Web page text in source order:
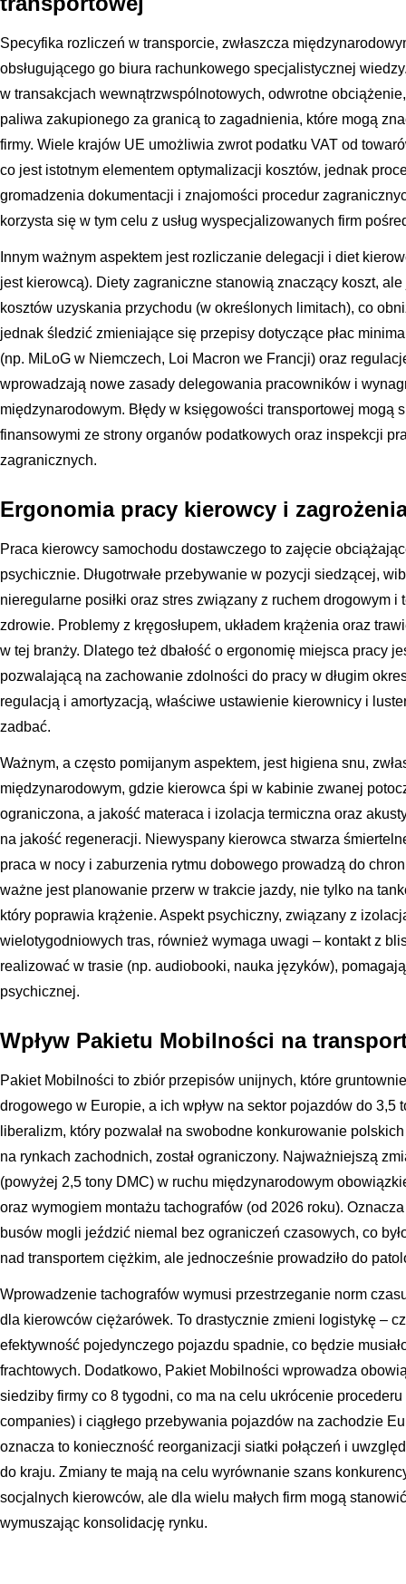
Specyfika rozliczeń w transporcie, zwłaszcza
obsługującego go biura rachunkowego specjalistycznej
w transakcjach wewnątrzwspólnotowych, odwrotne
paliwa zakupionego za granicą to zagadnienia, które mogą
firmy. Wiele krajów UE umożliwia zwrot podatku VAT od
co jest istotnym elementem optymalizacji kosztów, jednak
gromadzenia dokumentacji i znajomości procedur
korzysta się w tym celu z usług wyspecjalizowanych firm
Innym ważnym aspektem jest rozliczanie delegacji i diet
jest kierowcą). Diety zagraniczne stanowią znaczący koszt,
kosztów uzyskania przychodu (w określonych limitach), co
jednak śledzić zmieniające się przepisy dotyczące płac
(np. MiLoG w Niemczech, Loi Macron we Francji) oraz
wprowadzają nowe zasady delegowania pracowników i
międzynarodowym. Błędy w księgowości transportowej mogą
finansowymi ze strony organów podatkowych oraz inspekcji
zagranicznych.
Ergonomia pracy kierowcy i
Praca kierowcy samochodu dostawczego to zajęcie
psychicznie. Długotrwałe przebywanie w pozycji siedzącej,
nieregularne posiłki oraz stres związany z ruchem drogowym i
zdrowie. Problemy z kręgosłupem, układem krążenia oraz
w tej branży. Dlatego też dbałość o ergonomię miejsca pracy
pozwalającą na zachowanie zdolności do pracy w długim
regulacją i amortyzacją, właściwe ustawienie kierownicy i
zadbać.
Ważnym, a często pomijanym aspektem, jest higiena snu,
międzynarodowym, gdzie kierowca śpi w kabinie zwanej
ograniczona, a jakość materaca i izolacja termiczna oraz
na jakość regeneracji. Niewyspany kierowca stwarza
praca w nocy i zaburzenia rytmu dobowego prowadzą do
ważne jest planowanie przerw w trakcie jazdy, nie tylko na
który poprawia krążenie. Aspekt psychiczny, związany z
wielotygodniowych tras, również wymaga uwagi – kontakt z
realizować w trasie (np. audiobooki, nauka języków),
psychicznej.
Wpływ Pakietu Mobilności na
Pakiet Mobilności to zbiór przepisów unijnych, które
drogowego w Europie, a ich wpływ na sektor pojazdów do 3,5
liberalizm, który pozwalał na swobodne konkurowanie
na rynkach zachodnich, został ograniczony. Najważniejszą
(powyżej 2,5 tony DMC) w ruchu międzynarodowym
oraz wymogiem montażu tachografów (od 2026 roku).
busów mogli jeździć niemal bez ograniczeń czasowych, co
nad transportem ciężkim, ale jednocześnie prowadziło do
Wprowadzenie tachografów wymusi przestrzeganie norm
dla kierowców ciężarówek. To drastycznie zmieni logistykę –
efektywność pojedynczego pojazdu spadnie, co będzie
frachtowych. Dodatkowo, Pakiet Mobilności wprowadza
siedziby firmy co 8 tygodni, co ma na celu ukrócenie
companies) i ciągłego przebywania pojazdów na zachodzie
oznacza to konieczność reorganizacji siatki połączeń i
do kraju. Zmiany te mają na celu wyrównanie szans
socjalnych kierowców, ale dla wielu małych firm mogą
wymuszając konsolidację rynku.